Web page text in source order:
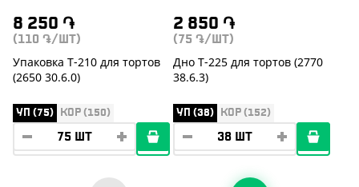
8 250 ֏
(110 ֏/ШТ)
Упаковка Т-210 для тортов
(2650 30.6.0)
УП (75) КОР (150)
2 850 ֏
(75 ֏/ШТ)
Дно Т-225 для тортов (2770
38.6.3)
УП (38) КОР (152)